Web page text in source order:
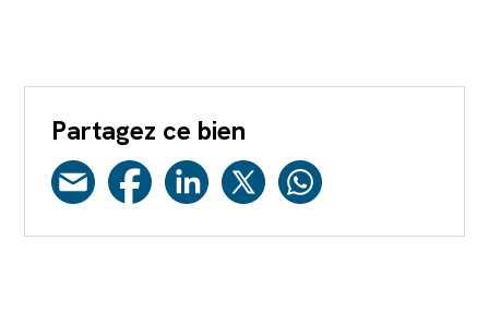
Partagez ce bien